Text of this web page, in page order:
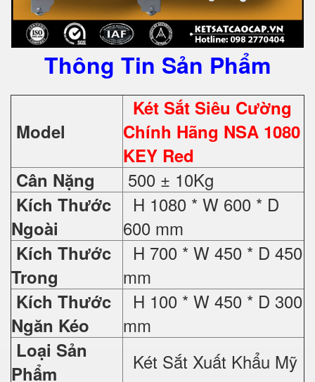
Thông Tin Sản Phẩm
Model
Két Sắt Siêu Cường
Chính Hãng NSA 1080
KEY Red
Cân Nặng
500 ± 10Kg
Kích Thước
Ngoài
H 1080 * W 600 * D
600 mm
Kích Thước
Trong
H 700 * W 450 * D 450
mm
Kích Thước
Ngăn Kéo
H 100 * W 450 * D 300
mm
Loại Sản
Phẩm
Két Sắt Xuất Khẩu Mỹ